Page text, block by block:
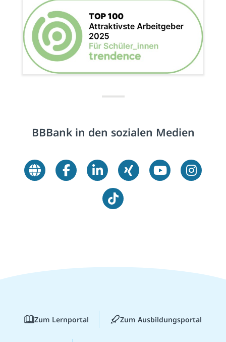
BBBank in den sozialen Medien
Zum Lernportal Zum Ausbildungsportal